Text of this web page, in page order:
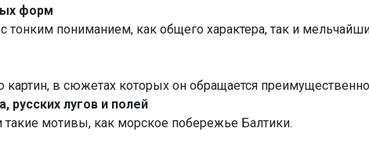
форм
тонким пониманием, как общего характера, так и
в сюжетах которых он обращается преимущественно
русских лугов и полей
такие мотивы, как морское побережье Балтики.